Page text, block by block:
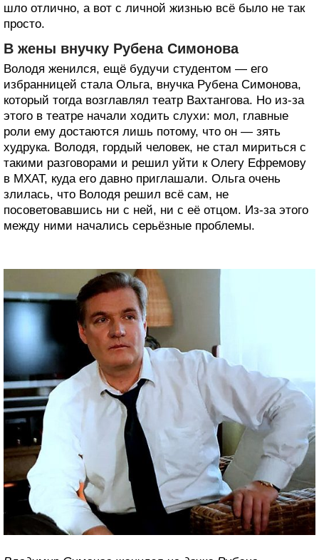
шло отлично, а вот с личной жизнью всё было не так
просто.
В жены внучку Рубена Симонова
Володя женился, ещё будучи студентом — его
избранницей стала Ольга, внучка Рубена Симонова,
который тогда возглавлял театр Вахтангова. Но из-за
этого в театре начали ходить слухи: мол, главные
роли ему достаются лишь потому, что он — зять
худрука. Володя, гордый человек, не стал мириться с
такими разговорами и решил уйти к Олегу Ефремову
в МХАТ, куда его давно приглашали. Ольга очень
злилась, что Володя решил всё сам, не
посоветовавшись ни с ней, ни с её отцом. Из-за этого
между ними начались серьёзные проблемы.